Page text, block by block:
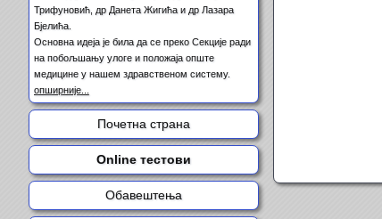
Трифуновић, др Данета Жигића и др Лазара
Бјелића.
Основна идеја је била да се преко Секције ради
на побољшању улоге и положаја опште
медицине у нашем здравственом систему.
опширније...
Почетна страна
Online тестови
Обавештења